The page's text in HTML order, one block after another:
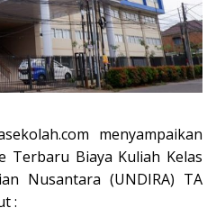
menyampaikan
Terbaru Biaya Kuliah Kelas
Nusantara (UNDIRA) TA
: